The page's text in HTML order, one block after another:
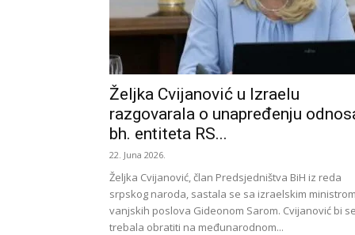
Željka Cvijanović u Izraelu
razgovarala o unapređenju
bh. entiteta RS...
22. Juna 2026.
Željka Cvijanović, član Predsjedništva BiH iz reda
srpskog naroda, sastala se sa izraelskim ministrom
vanjskih poslova Gideonom Sarom. Cvijanović bi se
trebala obratiti na međunarodnom...